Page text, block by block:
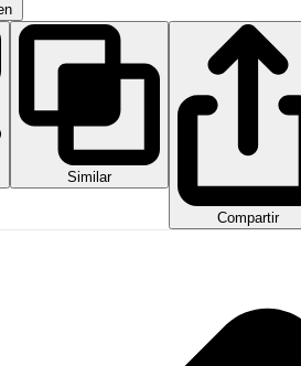
Similar
Compartir